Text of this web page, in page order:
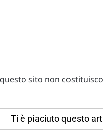
sito non
Ti è piaciuto questo